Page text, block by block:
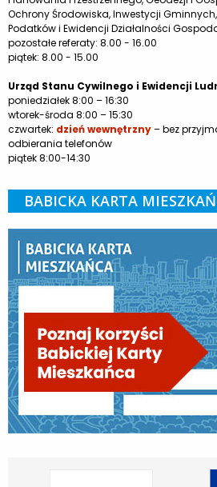
Ochrony Środowiska, Inwestycji
Podatków i Ewidencji Działalności
pozostałe referaty: 8.00 - 16.00
piątek: 8.00 - 15.00
Urząd Stanu Cywilnego i Ewidencji
poniedziałek 8:00 – 16:30
wtorek-środa 8:00 – 15:30
czwartek: dzień wewnętrzny– bez
odbierania telefonów
piątek 8:00-14:30
BABICKA KARTA